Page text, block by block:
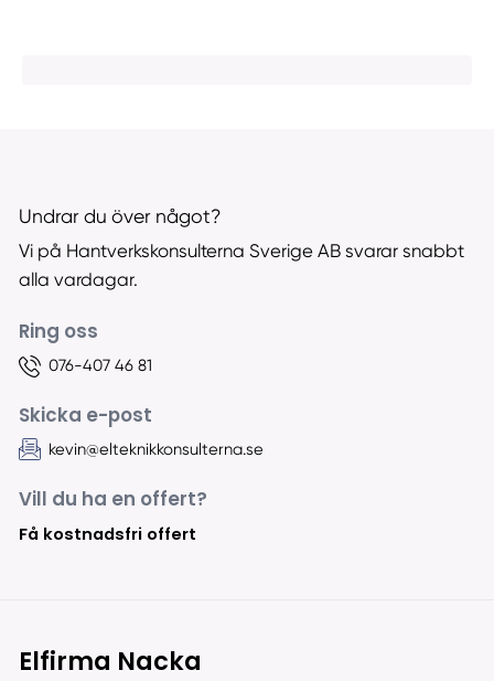
Undrar du över något?
Vi på Hantverkskonsulterna Sverige AB svarar snabbt
alla vardagar.
Ring oss
076-407 46 81
Skicka e-post
kevin@elteknikkonsulterna.se
Vill du ha en offert?
Få kostnadsfri offert
Elfirma Nacka